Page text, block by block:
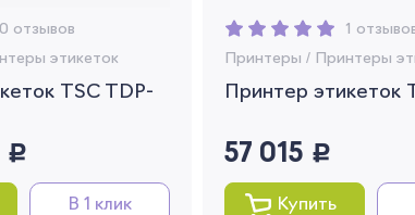
0 отзывов
этикеток
TSC TDP-
руб.
В 1 клик
1
Принтеры / Принтеры
Принтер этикеток
57 015 руб.
Купить
Я согласен на обработку моих
персональных данных
Вернуться